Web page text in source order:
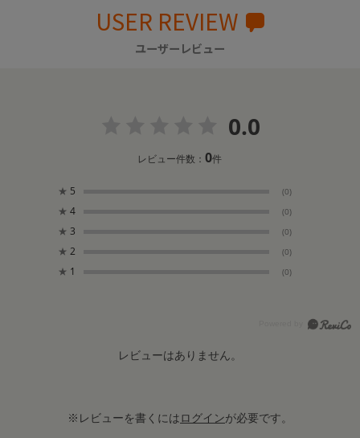
USER REVIEW
ユーザーレビュー
0.0
レビュー件数：0件
★ 5 (0)
★ 4 (0)
★ 3 (0)
★ 2 (0)
★ 1 (0)
レビューはありません。
※レビューを書くにはログインが必要です。